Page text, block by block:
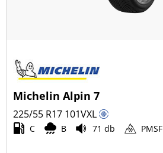
Michelin Alpin 7
225/55 R17 101VXL
C B 71 db PMSF